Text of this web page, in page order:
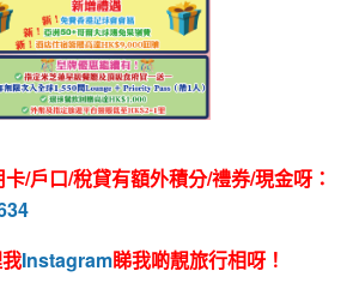
/戶口/稅貸有額外積分/禮券/現金呀：
Instagram睇我啲靚旅行相呀！